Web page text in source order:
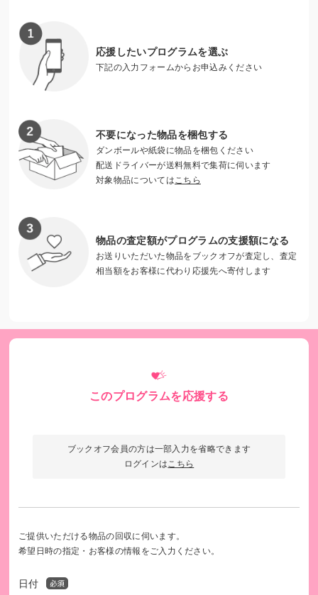
http://www.akaihane-osaka.or.jp
応援したいプログラムを選ぶ
下記の入力フォームからお申込みください
不要になった物品を梱包する
ダンボールや紙袋に物品を梱包ください
配送ドライバーが送料無料で集荷に伺います
対象物品については こちら
物品の査定額がプログラムの支援額になる
お送りいただいた物品をブックオフが査定し、査定
相当額をお客様に代わり応援先へ寄付します
このプログラムを応援する
ブックオフ会員の方は一部入力を省略できます
ログインはこちら
ご提供いただける物品の回収に伺います。
希望日時の指定・お客様の情報をご入力ください。
日付